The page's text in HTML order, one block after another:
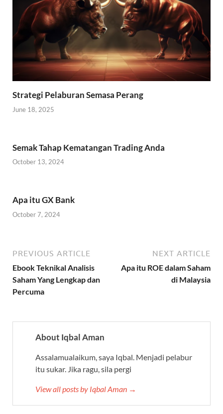
Strategi Pelaburan Semasa Perang
June 18, 2025
Semak Tahap Kematangan Trading Anda
October 13, 2024
Apa itu GX Bank
October 7, 2024
PREVIOUS ARTICLE
Ebook Teknikal Analisis
Saham Yang Lengkap dan
Percuma
NEXT ARTICLE
Apa itu ROE dalam Saham
di Malaysia
About Iqbal Aman
Assalamualaikum, saya Iqbal. Menjadi pelabur
itu sukar. Jika ragu, sila pergi
View all posts by Iqbal Aman →